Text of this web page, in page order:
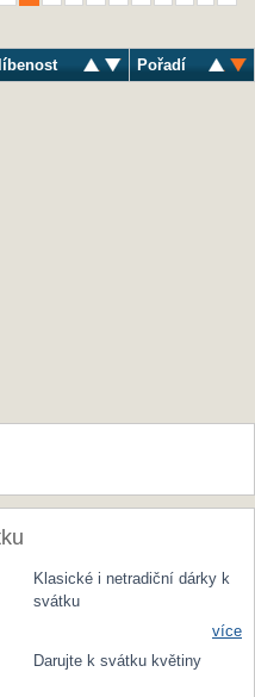
Pořadí
Klasické i netradiční dárky k
svátku
více
Darujte k svátku květiny